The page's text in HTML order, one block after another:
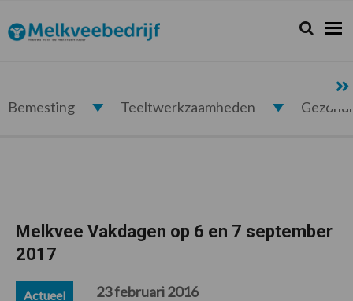
de
hoofdnavigatie
de
hoofd
de
eerste
de
voettekst
Melkveebedrijf.nl Zoeken...
Zoek
Bemesting Teeltwerkzaamheden
Melkvee Vakdagen op 6 en 7 september
2017
Actueel 23 februari 2016